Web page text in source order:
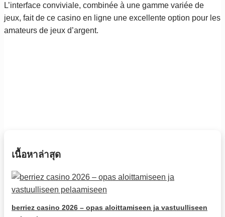
L’interface conviviale, combinée à une gamme variée de
jeux, fait de ce casino en ligne une excellente option pour les
amateurs de jeux d’argent.
เนื้อหาล่าสุด
berriez casino 2026 – opas aloittamiseen ja vastuulliseen